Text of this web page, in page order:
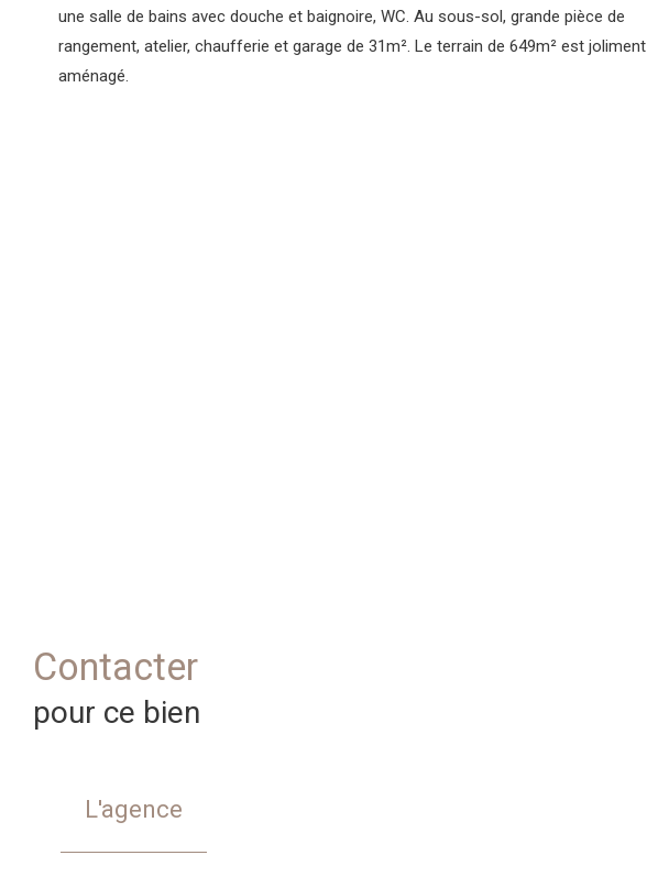
une salle de bains avec douche et baignoire, WC. Au sous-sol, grande pièce de
rangement, atelier, chaufferie et garage de 31m². Le terrain de 649m² est joliment
aménagé.
Contacter
pour ce bien
L'agence